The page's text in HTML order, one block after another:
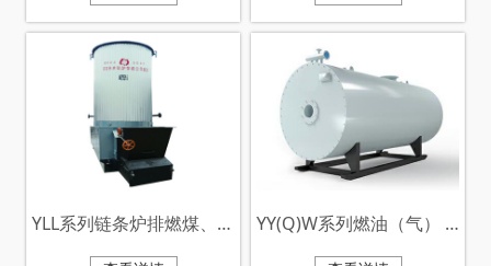
YLL系列链条炉排燃煤、生物质有机热载体炉 YY(Q)W系列燃油（气） 导热油锅炉